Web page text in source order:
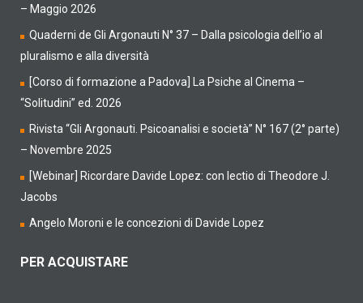
– Maggio 2026
Quaderni de Gli Argonauti N° 37 – Dalla psicologia dell’io al
pluralismo e alla diversità
[Corso di formazione a Padova] La Psiche al Cinema –
“Solitudini” ed. 2026
Rivista “Gli Argonauti. Psicoanalisi e società” N° 167 (2° parte)
– Novembre 2025
[Webinar] Ricordare Davide Lopez: con lectio di Theodore J.
Jacobs
Angelo Moroni e le concezioni di Davide Lopez
PER ACQUISTARE